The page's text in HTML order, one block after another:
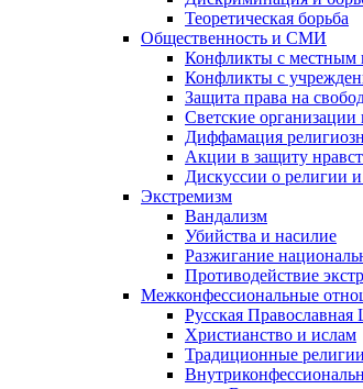
Теоретическая борьба
Общественность и СМИ
Конфликты с местным
Конфликты с
Защита права на
Светские организации
Диффамация
Акции в защиту
Дискуссии о религии
Экстремизм
Вандализм
Убийства и насилие
Разжигание
Противодействие
Межконфессиональные
Русская Православная
Христианство и ислам
Традиционные